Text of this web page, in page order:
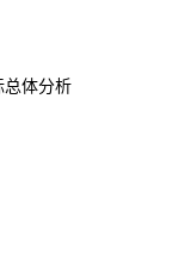
体分析